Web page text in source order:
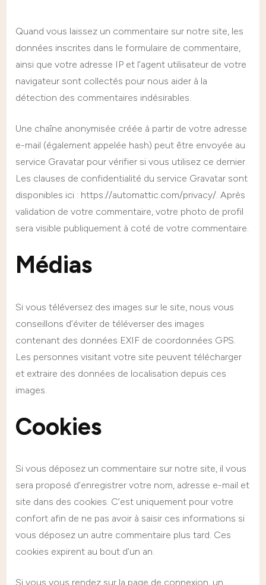
Quand vous laissez un commentaire sur notre site, les
données inscrites dans le formulaire de commentaire,
ainsi que votre adresse IP et l’agent utilisateur de votre
navigateur sont collectés pour nous aider à la
détection des commentaires indésirables.
Une chaîne anonymisée créée à partir de votre adresse
e-mail (également appelée hash) peut être envoyée au
service Gravatar pour vérifier si vous utilisez ce dernier.
Les clauses de confidentialité du service Gravatar sont
disponibles ici : https://automattic.com/privacy/. Après
validation de votre commentaire, votre photo de profil
sera visible publiquement à coté de votre commentaire.
Médias
Si vous téléversez des images sur le site, nous vous
conseillons d’éviter de téléverser des images
contenant des données EXIF de coordonnées GPS.
Les personnes visitant votre site peuvent télécharger
et extraire des données de localisation depuis ces
images.
Cookies
Si vous déposez un commentaire sur notre site, il vous
sera proposé d’enregistrer votre nom, adresse e-mail et
site dans des cookies. C’est uniquement pour votre
confort afin de ne pas avoir à saisir ces informations si
vous déposez un autre commentaire plus tard. Ces
cookies expirent au bout d’un an.
Si vous vous rendez sur la page de connexion, un